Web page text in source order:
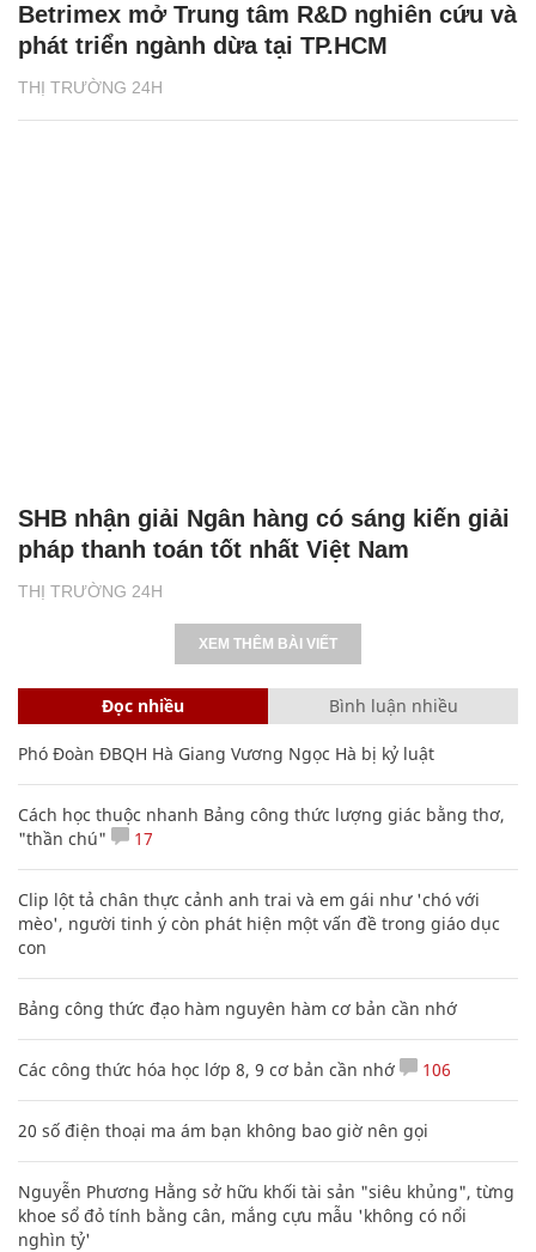
THỊ TRƯỜNG 24H
Betrimex mở Trung tâm R&D nghiên cứu và
phát triển ngành dừa tại TP.HCM
THỊ TRƯỜNG 24H
SHB nhận giải Ngân hàng có sáng kiến giải
pháp thanh toán tốt nhất Việt Nam
XEM THÊM BÀI VIẾT
Đọc nhiều Bình luận nhiều
Phó Đoàn ĐBQH Hà Giang Vương Ngọc Hà bị kỷ luật
Cách học thuộc nhanh Bảng công thức lượng giác bằng thơ,
"thần chú"
17
Clip lột tả chân thực cảnh anh trai và em gái như 'chó với
mèo', người tinh ý còn phát hiện một vấn đề trong giáo dục
con
Bảng công thức đạo hàm nguyên hàm cơ bản cần nhớ
Các công thức hóa học lớp 8, 9 cơ bản cần nhớ 106
20 số điện thoại ma ám bạn không bao giờ nên gọi
Nguyễn Phương Hằng sở hữu khối tài sản "siêu khủng", từng
khoe sổ đỏ tính bằng cân, mắng cựu mẫu 'không có nổi
nghìn tỷ'